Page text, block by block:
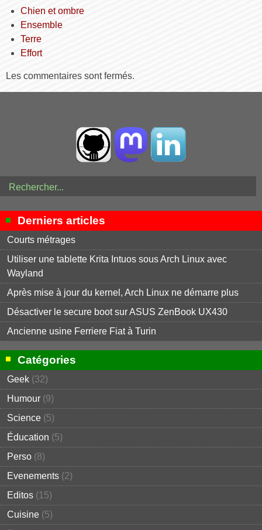
Chien et ombre
Ensemble
Terre
Effort
Les commentaires sont fermés.
Derniers articles
Courts métrages
Utiliser une tablette Krita Intuos sous Arch Linux avec
Wayland
Après mise à jour du kernel, Arch Linux ne démarre plus
Désactiver le secure boot sur ASUS ZenBook UX430
Ancienne usine Ferriere Fiat à Turin
Catégories
Geek (32)
Humour (9)
Science (5)
Éducation (5)
Perso (8)
Evenements (2)
Editos (15)
Cuisine (5)